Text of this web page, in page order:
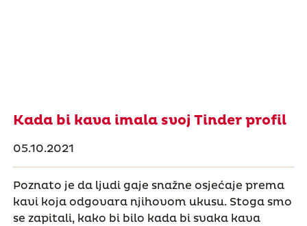
Kada bi kava imala svoj Tinder profil
05.10.2021
Poznato je da ljudi gaje snažne osjećaje prema
kavi koja odgovara njihovom ukusu. Stoga smo
se zapitali, kako bi bilo kada bi svaka kava